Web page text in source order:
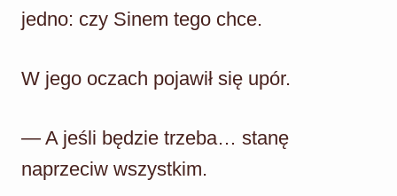
jedno: czy Sinem tego chce.
W jego oczach pojawił się upór.
— A jeśli będzie trzeba… stanę
naprzeciw wszystkim.